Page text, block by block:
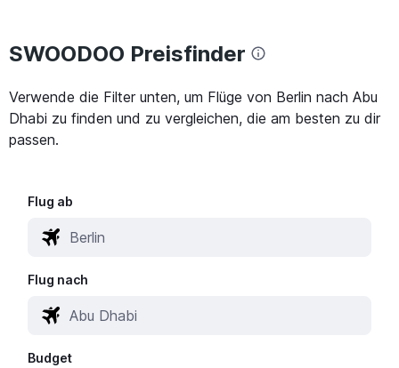
SWOODOO Preisfinder
Verwende die Filter unten, um Flüge von Berlin nach Abu
Dhabi zu finden und zu vergleichen, die am besten zu dir
passen.
Flug ab
Flug nach
Budget